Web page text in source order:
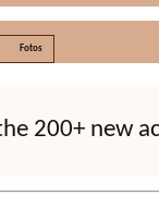
Fotos
200+ new